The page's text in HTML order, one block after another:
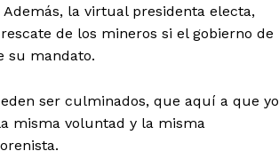
la virtual presidenta electa,
de los mineros si el gobierno de
su mandato.
ser culminados, que aquí a que yo
misma voluntad y la misma